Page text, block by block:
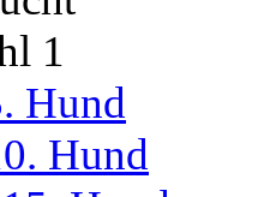
1
Hund
Hund